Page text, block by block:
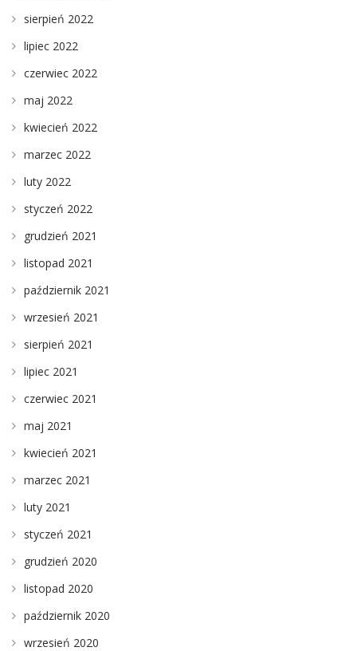
sierpień 2022
lipiec 2022
czerwiec 2022
maj 2022
kwiecień 2022
marzec 2022
luty 2022
styczeń 2022
grudzień 2021
listopad 2021
październik 2021
wrzesień 2021
sierpień 2021
lipiec 2021
czerwiec 2021
maj 2021
kwiecień 2021
marzec 2021
luty 2021
styczeń 2021
grudzień 2020
listopad 2020
październik 2020
wrzesień 2020